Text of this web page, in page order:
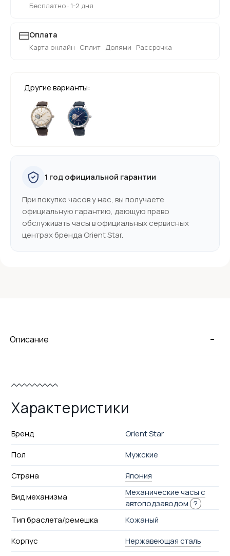
Бесплатно · 1-2 дня
Оплата
Карта онлайн · Сплит · Долями · Рассрочка
Другие варианты:
1 год официальной гарантии
При покупке часов у нас, вы получаете
официальную гарантию, дающую право
обслуживать часы в официальных сервисных
центрах бренда Orient Star.
-
Описание
Характеристики
Бренд
Orient Star
Пол
Мужские
Страна
Япония
Вид механизма
Механические часы с
автоподзаводом ?
Тип браслета/ремешка
Кожаный
Корпус
Нержавеющая сталь